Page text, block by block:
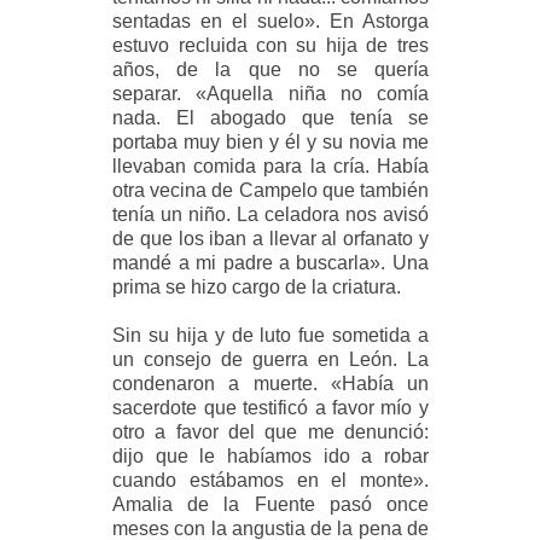
sentadas en el suelo». En Astorga
estuvo recluida con su hija de tres
años, de la que no se quería
separar. «Aquella niña no comía
nada. El abogado que tenía se
portaba muy bien y él y su novia me
llevaban comida para la cría. Había
otra vecina de Campelo que también
tenía un niño. La celadora nos avisó
de que los iban a llevar al orfanato y
mandé a mi padre a buscarla». Una
prima se hizo cargo de la criatura.
Sin su hija y de luto fue sometida a
un consejo de guerra en León. La
condenaron a muerte. «Había un
sacerdote que testificó a favor mío y
otro a favor del que me denunció:
dijo que le habíamos ido a robar
cuando estábamos en el monte».
Amalia de la Fuente pasó once
meses con la angustia de la pena de